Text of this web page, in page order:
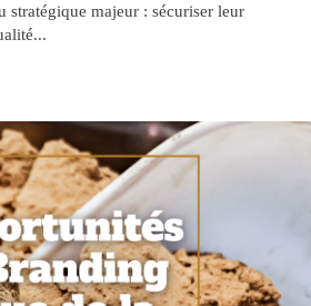
stratégique majeur : sécuriser leur